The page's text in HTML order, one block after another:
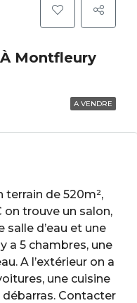
Montfleury
A VENDRE
terrain de 520m²,
on trouve un salon,
salle d’eau et une
a 5 chambres, une
A l’extérieur on a
une cuisine
débarras. Contacter